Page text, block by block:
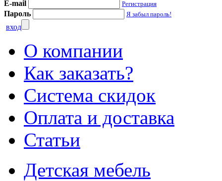
E-mail Регистрация
Пароль Я забыл пароль!
вход
О компании
Как заказать?
Система скидок
Оплата и доставка
Статьи
Детская мебель